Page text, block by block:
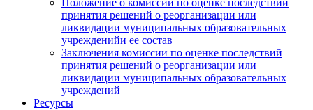
Положение о комиссии по оценке последствий
принятия решений о реорганизации или
ликвидации муниципальных образовательных
учрежденийи ее состав
Заключения комиссии по оценке последствий
принятия решений о реорганизации или
ликвидации муниципальных образовательных
учреждений
Ресурсы